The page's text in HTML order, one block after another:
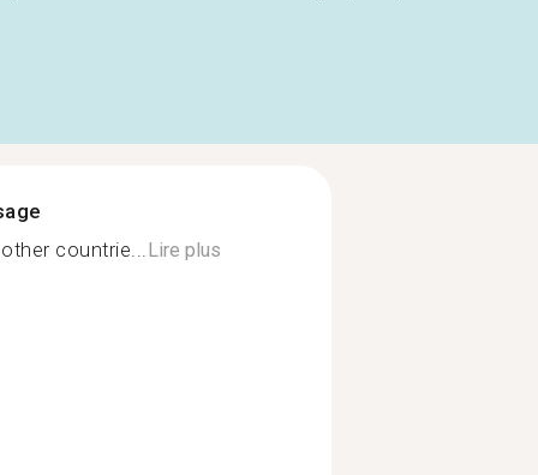
countrie... Lire plus